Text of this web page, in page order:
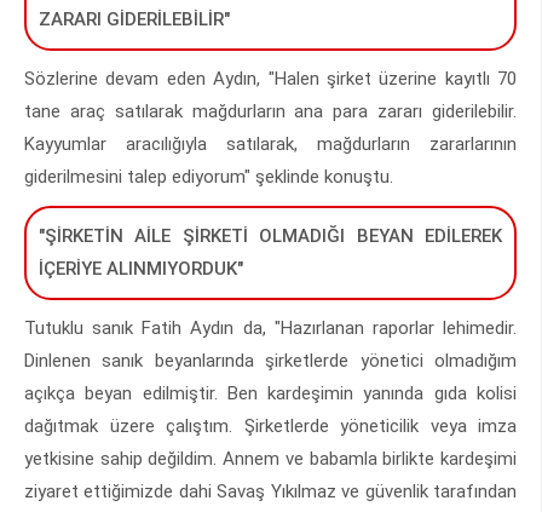
ZARARI GİDERİLEBİLİR"
Sözlerine devam eden Aydın, "Halen şirket üzerine kayıtlı 70
tane araç satılarak mağdurların ana para zararı giderilebilir.
Kayyumlar aracılığıyla satılarak, mağdurların zararlarının
giderilmesini talep ediyorum" şeklinde konuştu.
"ŞİRKETİN AİLE ŞİRKETİ OLMADIĞI BEYAN EDİLEREK
İÇERİYE ALINMIYORDUK"
Tutuklu sanık Fatih Aydın da, "Hazırlanan raporlar lehimedir.
Dinlenen sanık beyanlarında şirketlerde yönetici olmadığım
açıkça beyan edilmiştir. Ben kardeşimin yanında gıda kolisi
dağıtmak üzere çalıştım. Şirketlerde yöneticilik veya imza
yetkisine sahip değildim. Annem ve babamla birlikte kardeşimi
ziyaret ettiğimizde dahi Savaş Yıkılmaz ve güvenlik tarafından